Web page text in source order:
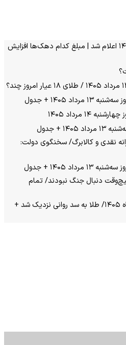
زمان شارژ کالابرگ مرداد ۱۴۰۵ اعلام شد | مبلغ کدام دهک‌ها افزایش
۱۴۰۵ + جدول
مرداد ۱۴۰۵
+ جدول
نقدی و کالابرگ/ سخنگوی دولت:
۱۴۰۵ + جدول
دنبال جنگ نبودند/ تمام
قیمت طلا امروز ۱۵ مردادماه ۱۴۰۵/ طلا به سد روانی نزدیک شد +